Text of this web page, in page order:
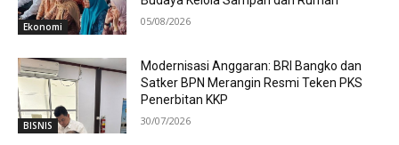
Ekonomi 05/08/2026
BISNIS
Modernisasi Anggaran: BRI Bangko dan
Satker BPN Merangin Resmi Teken PKS
Penerbitan KKP
30/07/2026